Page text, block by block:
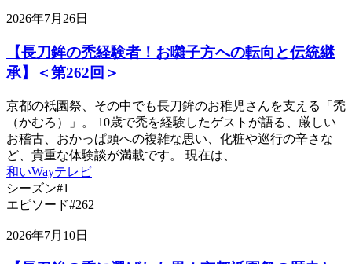
2026年7月26日
【長刀鉾の禿経験者！お囃子方への転向と伝統継
承】＜第262回＞
京都の祇園祭、その中でも長刀鉾のお稚児さんを支える「禿
（かむろ）」。 10歳で禿を経験したゲストが語る、厳しい
お稽古、おかっぱ頭への複雑な思い、化粧や巡行の辛さな
ど、貴重な体験談が満載です。 現在は、
和いWayテレビ
シーズン#1
エピソード#262
2026年7月10日